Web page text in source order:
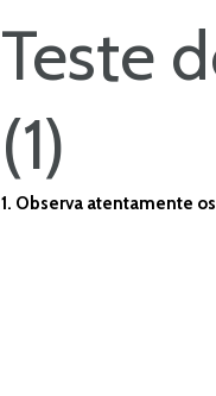
Teste
(1)
1. Observa atentamente